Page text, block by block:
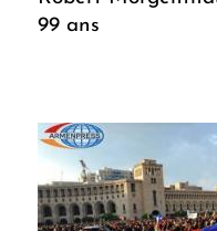
99 ans